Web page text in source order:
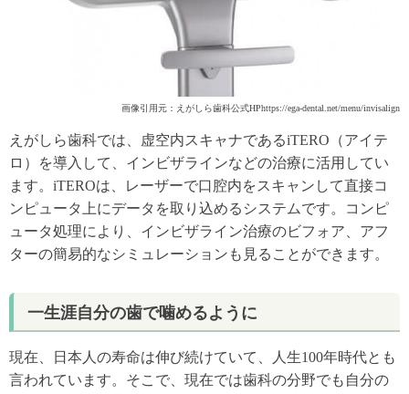
画像引用元：えがしら歯科公式HPhttps://ega-dental.net/menu/invisalign
えがしら歯科では、虚空内スキャナであるiTERO（アイテ
ロ）を導入して、インビザラインなどの治療に活用してい
ます。iTEROは、レーザーで口腔内をスキャンして直接コ
ンピュータ上にデータを取り込めるシステムです。コンピ
ュータ処理により、インビザライン治療のビフォア、アフ
ターの簡易的なシミュレーションも見ることができます。
一生涯自分の歯で噛めるように
現在、日本人の寿命は伸び続けていて、人生100年時代とも
言われています。そこで、現在では歯科の分野でも自分の